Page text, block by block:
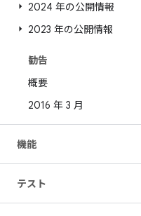
2024 年の公開情報
2023 年の公開情報
勧告
概要
2016 年 3 月
機能
テスト